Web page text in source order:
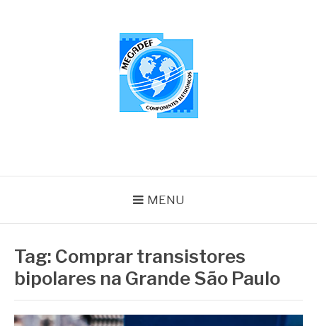
MENU
Tag: Comprar transistores
bipolares na Grande São Paulo